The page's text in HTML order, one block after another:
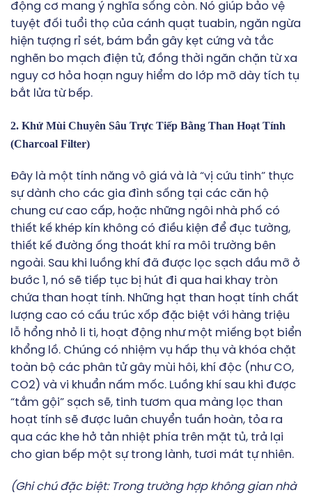
động cơ mang ý nghĩa sống còn. Nó giúp bảo vệ
tuyệt đối tuổi thọ của cánh quạt tuabin, ngăn ngừa
hiện tượng rỉ sét, bám bẩn gây kẹt cứng và tắc
nghẽn bo mạch điện tử, đồng thời ngăn chặn từ xa
nguy cơ hỏa hoạn nguy hiểm do lớp mỡ dày tích tụ
bắt lửa từ bếp.
2. Khử Mùi Chuyên Sâu Trực Tiếp Bằng Than Hoạt Tính
(Charcoal Filter)
Đây là một tính năng vô giá và là “vị cứu tinh” thực
sự dành cho các gia đình sống tại các căn hộ
chung cư cao cấp, hoặc những ngôi nhà phố có
thiết kế khép kín không có điều kiện để đục tường,
thiết kế đường ống thoát khí ra môi trường bên
ngoài. Sau khi luồng khí đã được lọc sạch dầu mỡ ở
bước 1, nó sẽ tiếp tục bị hút đi qua hai khay tròn
chứa than hoạt tính. Những hạt than hoạt tính chất
lượng cao có cấu trúc xốp đặc biệt với hàng triệu
lỗ hổng nhỏ li ti, hoạt động như một miếng bọt biển
khổng lồ. Chúng có nhiệm vụ hấp thụ và khóa chặt
toàn bộ các phân tử gây mùi hôi, khí độc (như CO,
CO2) và vi khuẩn nấm mốc. Luồng khí sau khi được
“tắm gội” sạch sẽ, tinh tươm qua màng lọc than
hoạt tính sẽ được luân chuyển tuần hoàn, tỏa ra
qua các khe hở tản nhiệt phía trên mặt tủ, trả lại
cho gian bếp một sự trong lành, tươi mát tự nhiên.
(Ghi chú đặc biệt: Trong trường hợp không gian nhà